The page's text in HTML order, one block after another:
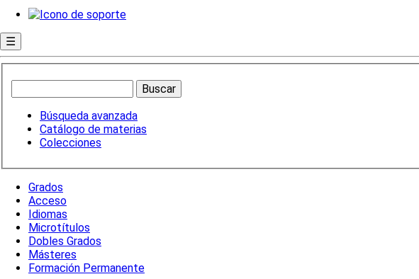
☰
Búsqueda avanzada
Catálogo de materias
Colecciones
Grados
Acceso
Idiomas
Microtítulos
Dobles Grados
Másteres
Formación Permanente